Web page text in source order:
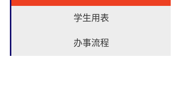
学生用表
办事流程